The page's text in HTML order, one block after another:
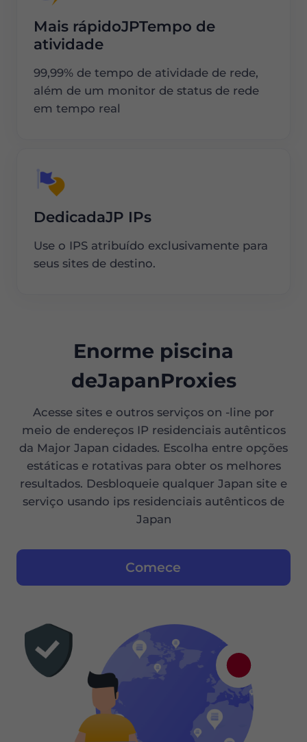
Mais rápidoJPTempo de
atividade
99,99% de tempo de atividade de rede,
além de um monitor de status de rede
em tempo real
DedicadaJP IPs
Use o IPS atribuído exclusivamente para
seus sites de destino.
Enorme piscina
deJapanProxies
Acesse sites e outros serviços on -line por
meio de endereços IP residenciais autênticos
da Major Japan cidades. Escolha entre opções
estáticas e rotativas para obter os melhores
resultados. Desbloqueie qualquer Japan site e
serviço usando ips residenciais autênticos de
Japan
Comece